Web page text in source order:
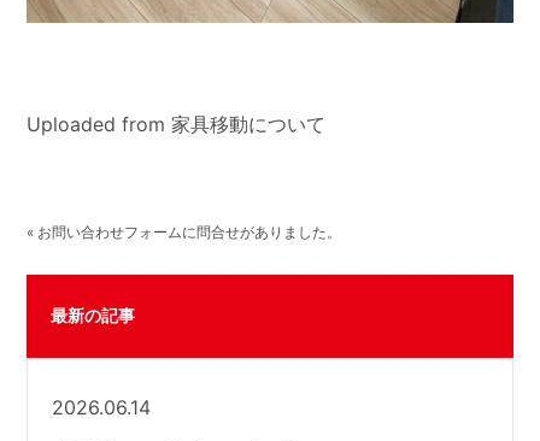
Uploaded from 家具移動について
« お問い合わせフォームに問合せがありました。
最新の記事
2026.06.14